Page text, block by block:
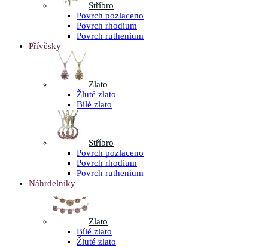
Stříbro
Povrch pozlaceno
Povrch rhodium
Povrch ruthenium
Přívěsky
Zlato
Žluté zlato
Bílé zlato
Stříbro
Povrch pozlaceno
Povrch rhodium
Povrch ruthenium
Náhrdelníky
Zlato
Bílé zlato
Žluté zlato